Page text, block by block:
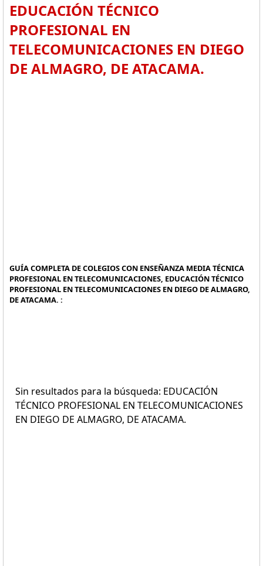
EDUCACIÓN TÉCNICO
PROFESIONAL EN
TELECOMUNICACIONES EN DIEGO
DE ALMAGRO, DE ATACAMA.
GUÍA COMPLETA DE COLEGIOS CON ENSEÑANZA MEDIA TÉCNICA
PROFESIONAL EN TELECOMUNICACIONES, EDUCACIÓN TÉCNICO
PROFESIONAL EN TELECOMUNICACIONES EN DIEGO DE ALMAGRO,
DE ATACAMA. :
Sin resultados para la búsqueda: EDUCACIÓN
TÉCNICO PROFESIONAL EN TELECOMUNICACIONES
EN DIEGO DE ALMAGRO, DE ATACAMA.